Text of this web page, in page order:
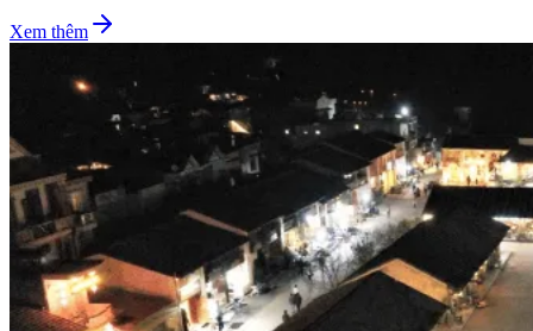
Xem thêm